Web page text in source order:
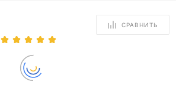
СРАВНИТЬ